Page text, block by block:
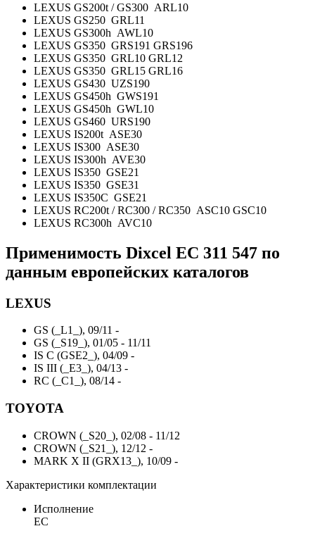
LEXUS GS200t / GS300 ARL10
LEXUS GS250 GRL11
LEXUS GS300h AWL10
LEXUS GS350 GRS191 GRS196
LEXUS GS350 GRL10 GRL12
LEXUS GS350 GRL15 GRL16
LEXUS GS430 UZS190
LEXUS GS450h GWS191
LEXUS GS450h GWL10
LEXUS GS460 URS190
LEXUS IS200t ASE30
LEXUS IS300 ASE30
LEXUS IS300h AVE30
LEXUS IS350 GSE21
LEXUS IS350 GSE31
LEXUS IS350C GSE21
LEXUS RC200t / RC300 / RC350 ASC10 GSC10
LEXUS RC300h AVC10
Применимость Dixcel EC 311 547 по
данным европейских каталогов
LEXUS
GS (_L1_), 09/11 -
GS (_S19_), 01/05 - 11/11
IS C (GSE2_), 04/09 -
IS III (_E3_), 04/13 -
RC (_C1_), 08/14 -
TOYOTA
CROWN (_S20_), 02/08 - 11/12
CROWN (_S21_), 12/12 -
MARK X II (GRX13_), 10/09 -
Характеристики комплектации
Исполнение
EC